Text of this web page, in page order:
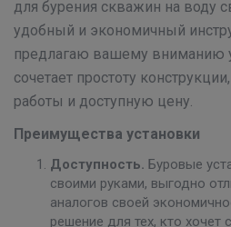
для бурения скважин на воду
удобный и экономичный
предлагаю вашему вниманию
сочетает простоту
работы и доступную цену.
Преимущества установки
Доступность. Буровые
своими руками, выгодно
аналогов своей
решение для тех, кто хочет